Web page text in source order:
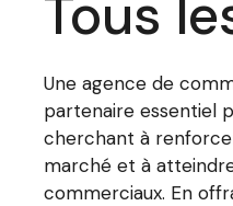
Tous
Une agence de
partenaire essentiel
cherchant à
marché et à
commerciaux. En